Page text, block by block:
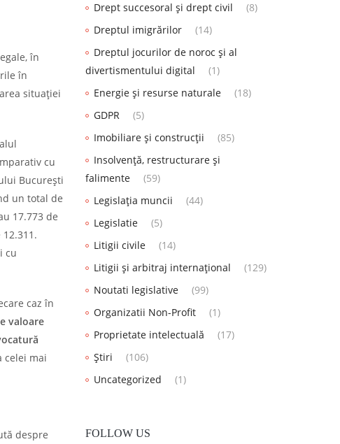
în
în
situației
cu
București
un total de
17.773 de
cu
caz în
valoare
celei mai
despre
Drept succesoral și drept civil
(8)
Dreptul imigrărilor
(14)
Dreptul jocurilor de noroc și al
divertismentului digital
(1)
Energie și resurse naturale
(18)
GDPR
(5)
Imobiliare și construcții
(85)
Insolvență, restructurare și
falimente
(59)
Legislația muncii
(44)
Legislatie
(5)
Litigii civile
(14)
Litigii și arbitraj internațional
(129)
Noutati legislative
(99)
Organizatii Non-Profit
(1)
Proprietate intelectuală
(17)
Știri
(106)
Uncategorized
(1)
FOLLOW US